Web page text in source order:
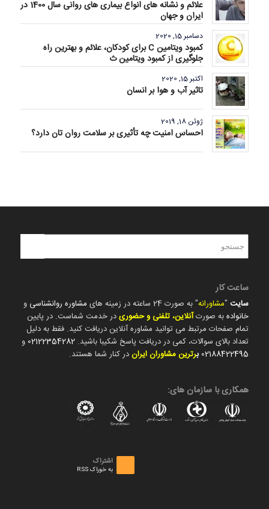
علائم و نشانه های انواع بیماری های روانی سال 1400 در
ایران و جهان
دسامبر 15, 2020
کمبود ویتامین C برای کودکان، علائم و بهترین راه
جلوگیری از کمبود ویتامین ث
اکتبر 15, 2020
تاثیر آب و هوا بر انسان
ژوئن 18, 2019
احساس امنیت چه تأثیری بر سلامت روان تان دارد؟
ساعت کار
سایت"مشاورانه" به صورت 24 ساعته در زمینه های مشاوره روانشناسی و
خانوادهبه صورتآنلاین، تلفنی و حضوریدر خدمت شماست. در پایین
تمام صفحات مرتبط می توانید مشاوره آنلاین دریافت کنید. فقط به دلیل
تعداد بالای سوالات، کمی در دریافت پاسخ شکیبا باشید. 02122354282 و
02188422495 برترین مشاوران ایراندر کنار شما هستند.
همکاری با سازمان های:
اشتراک
به خوراک RSS